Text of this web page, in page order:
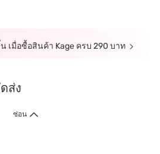
เมื่อซื้อสินค้า Kage ครบ 290 บาท
ส่ง
ซ่อน